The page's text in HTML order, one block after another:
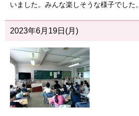
いました。みんな楽しそうな様子でした。
2023年6月19日(月)